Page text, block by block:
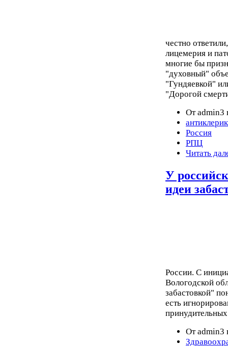
честно
лицемерия и
многие бы
"духовный"
"Гундяевкой"
"Дорогой
От admin3
Россия
РПЦ
Читать
У
идеи
России. С
Вологодской
забастовкой"
есть
От admin3